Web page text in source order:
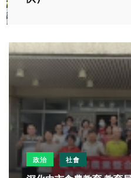
政治 社會